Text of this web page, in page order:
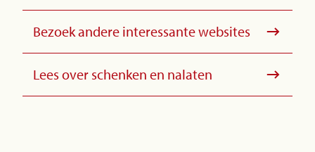
Bezoek andere interessante websites
Lees over schenken en nalaten